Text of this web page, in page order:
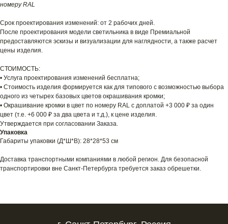
номеру RAL
Срок проектирования изменений: от 2 рабочих дней.
После проектирования модели светильника в виде Премиальной
предоставляются эскизы и визуализации для наглядности, а также расчет
цены изделия.
СТОИМОСТЬ:
• Услуга проектирования изменений бесплатна;
• Стоимость изделия формируется как для типового с возможностью выбора
одного из четырех базовых цветов окрашивания кромки;
• Окрашивание кромки в цвет по номеру RAL с доплатой +3 000 ₽ за один
цвет (т.е. +6 000 ₽ за два цвета и т.д.), к цене изделия.
Утверждается при согласовании Заказа.
Упаковка
Габариты упаковки (Д*Ш*В): 28*28*53 см
Доставка транспортными компаниями в любой регион. Для безопасной
транспортировки вне Санкт-Петербурга требуется заказ обрешетки.